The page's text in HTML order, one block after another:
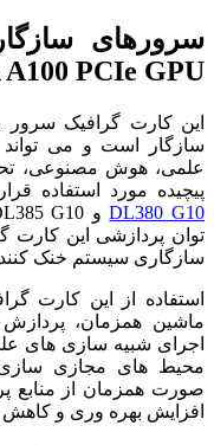
سرورهای
PCIe GPU
سازگار است و می
علمی، هوش مصنوعی،
پیچیده مورد استفاده
DL380 G10
توان پردازشی این کارت
سازگاری سیستم خنک
استفاده از این کارت
ماشین همزمان، پردازش
اجرای شبیه سازی های
محیط های مجازی
صورت همزمان از منابع
افزایش بهره وری و